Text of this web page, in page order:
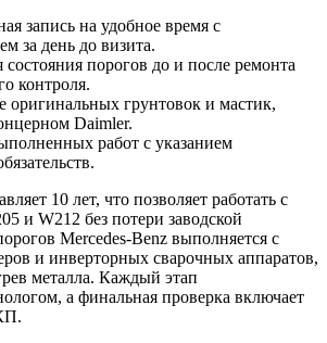
запись на удобное время с
за день до визита.
порогов до и после ремонта
контроля.
оригинальных грунтовок и мастик,
Daimler.
работ с указанием
10 лет, что позволяет работать с
и W212 без потери заводской
Mercedes-Benz выполняется с
и инверторных сварочных аппаратов,
металла. Каждый этап
а финальная проверка включает